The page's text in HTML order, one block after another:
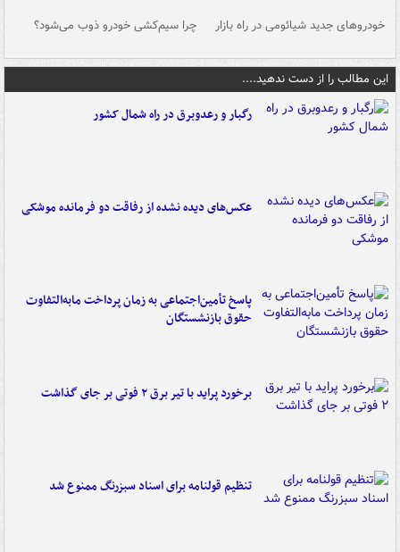
خودروهای جدید شیائومی در راه بازار چرا سیم‌کشی خودرو ذوب می‌شود؟
این مطالب را از دست ندهید....
رگبار و رعدوبرق در راه شمال کشور
عکس‌های دیده نشده از رفاقت دو فرمانده‌ موشکی
پاسخ تأمین‌اجتماعی به زمان پرداخت مابه‌التفاوت
حقوق بازنشستگان
برخورد پراید با تیر برق ۲ فوتی بر جای گذاشت
تنظیم قولنامه برای اسناد سبزرنگ ممنوع شد